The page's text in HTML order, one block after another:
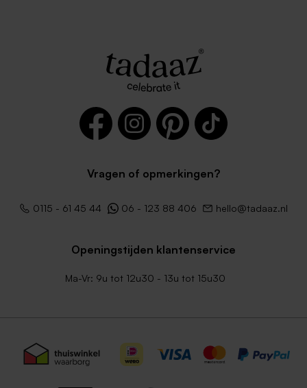
puntklep
Witte zelfklevende
Bruine kraft enveloppe
Vragen of opmerkingen?
0115 - 61 45 44 06 - 123 88 406 hello@tadaaz.nl
Openingstijden klantenservice
Ma-Vr: 9u tot 12u30 - 13u tot 15u30